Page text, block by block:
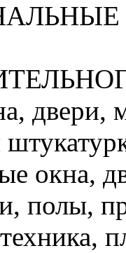
окна,
полы,